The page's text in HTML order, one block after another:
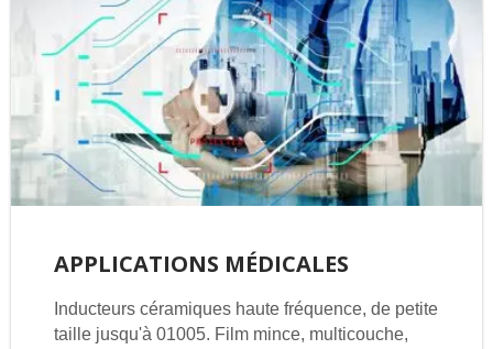
APPLICATIONS MÉDICALES
Inducteurs céramiques haute fréquence, de petite
taille jusqu'à 01005. Film mince, multicouche,